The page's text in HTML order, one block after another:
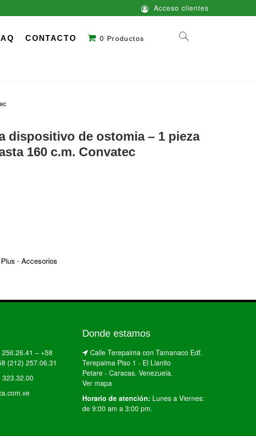
Acceso clientes
CONTACTO 0 Productos
dispositivo de ostomia – 1 pieza
160 c.m. Convatec
- Accesorios
– +58
(212) 257.06.31
323.32.00
Donde estamos
Calle Terepaima con Tamanaco Edf.
Terepaima Piso 1 - El Llanito
Petare - Caracas. Venezuela.
Ver mapa
Horario de atención: Lunes a Viernes:
de 9:00 am a 3:00 pm.